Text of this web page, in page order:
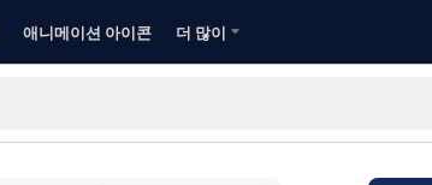
애니메이션 아이콘 더 많이